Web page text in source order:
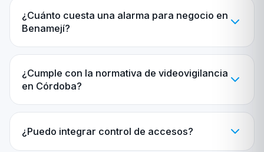
¿Cuánto cuesta una alarma para negocio en
Benamejí?
¿Cumple con la normativa de videovigilancia
en Córdoba?
¿Puedo integrar control de accesos?